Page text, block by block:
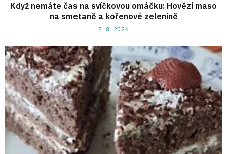
Když nemáte čas na svíčkovou omáčku: Hovězí maso
na smetaně a kořenové zelenině
8. 8. 2026